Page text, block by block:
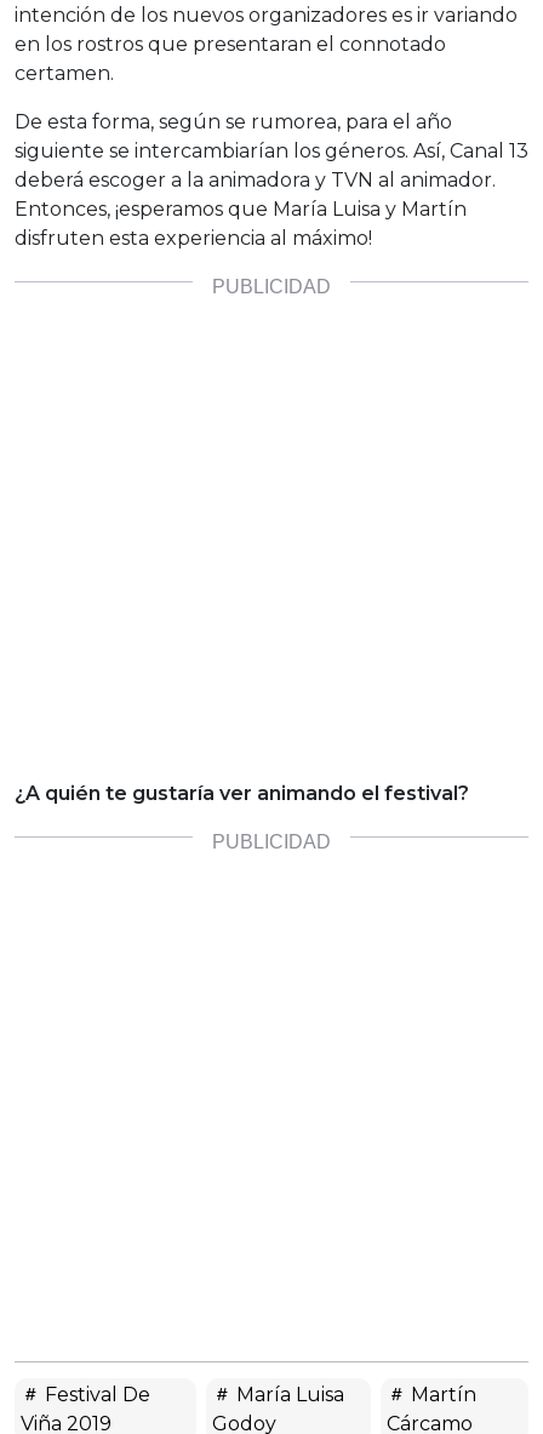
intención de los nuevos organizadores es ir variando
en los rostros que presentaran el connotado
certamen.
De esta forma, según se rumorea, para el año
siguiente se intercambiarían los géneros. Así, Canal 13
deberá escoger a la animadora y TVN al animador.
Entonces, ¡esperamos que María Luisa y Martín
disfruten esta experiencia al máximo!
¿A quién te gustaría ver animando el festival?
Festival De
Viña 2019
María Luisa
Godoy
Martín
Cárcamo